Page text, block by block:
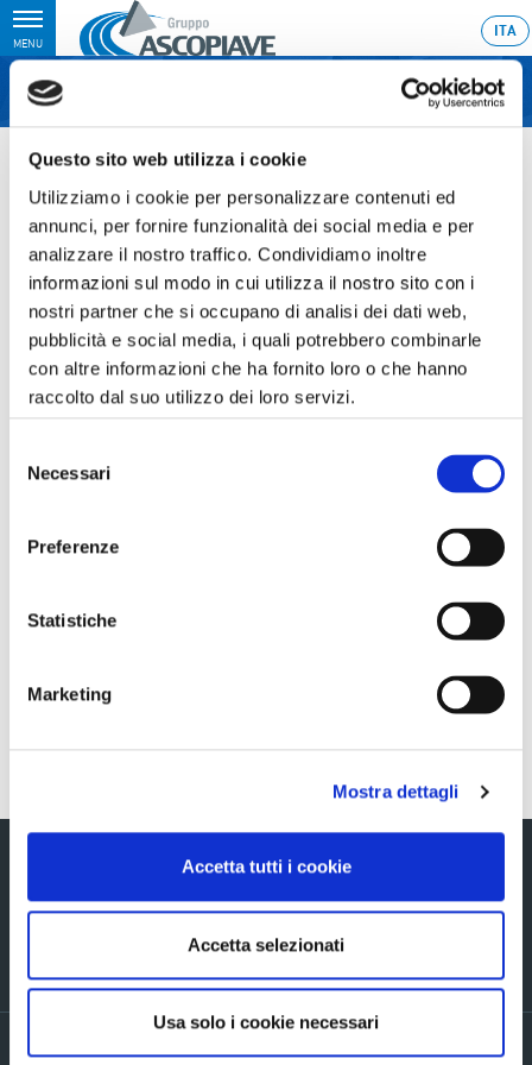
Questo sito web utilizza i cookie
Utilizziamo i cookie per personalizzare contenuti ed
annunci, per fornire funzionalità dei social media e per
analizzare il nostro traffico. Condividiamo inoltre
informazioni sul modo in cui utilizza il nostro sito con i
nostri partner che si occupano di analisi dei dati web,
pubblicità e social media, i quali potrebbero combinarle
con altre informazioni che ha fornito loro o che hanno
raccolto dal suo utilizzo dei loro servizi.
delNecessari
Preferenze
Statistiche
Marketing
Mostra dettagli
Accetta tutti i cookie
Accetta selezionati
Usa solo i cookie necessari
Toggle
navigation
MENU
ITA
Home
THE HERA GROUP AND ASCOPIAVE: A LARGE ENERGY
PARTNERSHIP IN NORTH-EAST ITALY
Last update: 2019/06/17 19:23
17.06.2019
THE HERA GROUP AND
ASCOPIAVE: A LARGE ENERGY
PARTNERSHIP IN NORTH-
EAST ITALY
Sezione download
20190617_ComunicatoGruppoHera_Ascopiave_ENG_final
Torna indietro
Via Verizzo, 1030 - 31053 Pieve di Soligo (TV) tel +39 0438 980098 fax +39
0438 82096 C.F. - P.I. - R.I. 03916270261
Privacy policy